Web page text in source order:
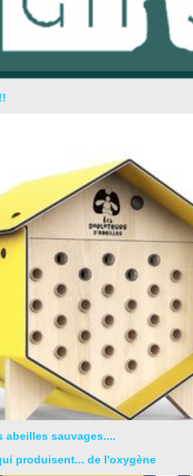
abeilles sauvages....
produisent... de l'oxygène